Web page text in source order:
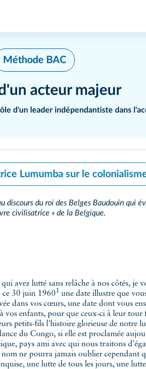
Méthode BAC
acteur majeur
d'un leader indépendantiste dans
Lumumba sur le
Belges Baudouin qui évoque la
comme l'« œuvre civilisatrice » de la Belgique.
ce 30 juin 19601 une date illustre que
dans vos cœurs, une date dont vous
vos enfants, pour que ceux-ci à leur tour
petits-fils l'histoire glorieuse de notre
du Congo, si elle est proclamée
pays ami avec qui nous traitons
ne pourra jamais oublier cependant
une lutte de tous les jours, une